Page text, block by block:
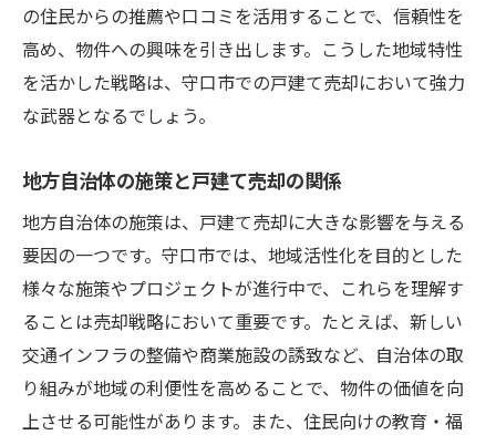
の住民からの推薦や口コミを活用することで、信頼性を
高め、物件への興味を引き出します。こうした地域特性
を活かした戦略は、守口市での戸建て売却において強力
な武器となるでしょう。
地方自治体の施策と戸建て売却の関係
地方自治体の施策は、戸建て売却に大きな影響を与える
要因の一つです。守口市では、地域活性化を目的とした
様々な施策やプロジェクトが進行中で、これらを理解す
ることは売却戦略において重要です。たとえば、新しい
交通インフラの整備や商業施設の誘致など、自治体の取
り組みが地域の利便性を高めることで、物件の価値を向
上させる可能性があります。また、住民向けの教育・福